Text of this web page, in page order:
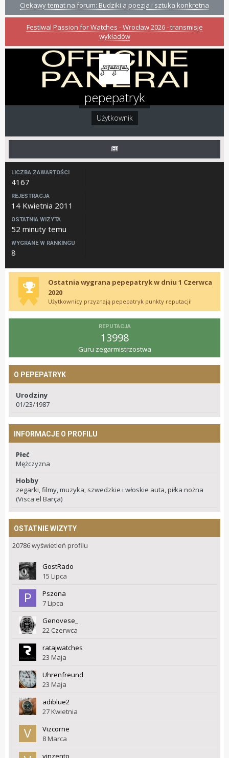
Ciekawy temat na forum: Budziki a poezja i sztuka konkretna
Festiwal Passion for Watches - Wrocław 2026 - transmisje
wykładów
pepepatryk
Użytkownik
LICZBA ZAWARTOŚCI
4167
REJESTRACJA
14 Kwietnia 2011
OSTATNIA WIZYTA
52 minuty temu
WYGRANE W RANKINGU
8
Ostatnia wygrana pepepatryk w dniu 1 Czerwca
2020
Użytkownicy przyznają pepepatryk punkty reputacji!
REPUTACJA
13998
Guru zegarmistrzostwa
O PEPEPATRYK
Urodziny
01/23/1987
INFORMACJE O PROFILU
Płeć
Mężczyzna
Hobby
zegarki, filmy, muzyka, szwedzkie i włoskie auta, piłka nożna
(Visca el Barça)
OSTATNIE WIZYTY
20786 wyświetleń profilu
GostRado
15 Lipca
Pszona
7 Lipca
Genovese_
22 Czerwca
ratajwatches
23 Maja
Uhrenfreund
23 Maja
adiblue2
27 Kwietnia
Vizcorne
8 Marca
vinzento